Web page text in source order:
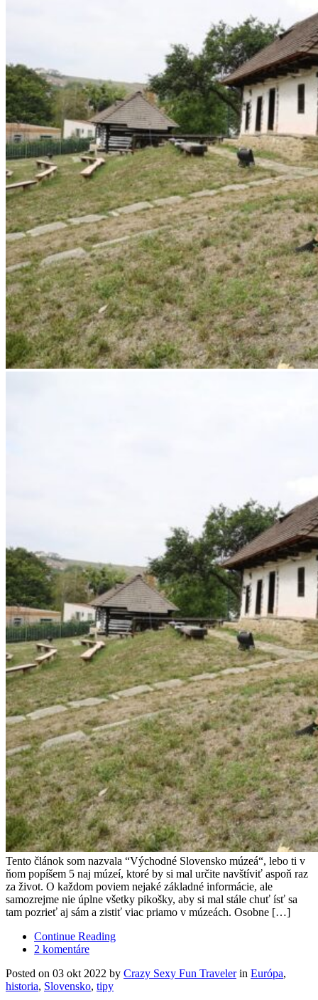
Tento článok som nazvala “Východné Slovensko múzeá“, lebo ti v
ňom popíšem 5 naj múzeí, ktoré by si mal určite navštíviť aspoň raz
za život. O každom poviem nejaké základné informácie, ale
samozrejme nie úplne všetky pikošky, aby si mal stále chuť ísť sa
tam pozrieť aj sám a zistiť viac priamo v múzeách. Osobne […]
Continue Reading
2 komentáre
Posted on 03 okt 2022 by Crazy Sexy Fun Travelerin Európa,
historia, Slovensko, tipy